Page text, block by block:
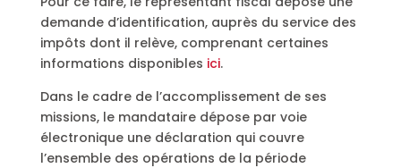
demande d’identification, auprès du service des
impôts dont il relève, comprenant certaines
informations disponibles ici.
Dans le cadre de l’accomplissement de ses
missions, le mandataire dépose par voie
électronique une déclaration qui couvre
l’ensemble des opérations de la période